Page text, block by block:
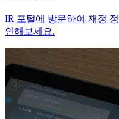
IR 포털에 방문하여 재정
인해보세요.